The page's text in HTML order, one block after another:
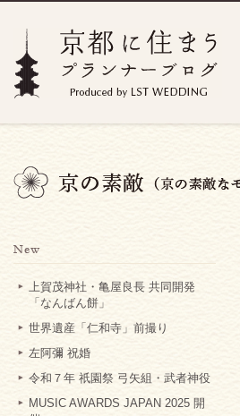
上賀茂神社・亀屋良長 共同開発
「なんばん餅」
世界遺産「仁和寺」前撮り
左阿彌 祝婚
令和７年 祇園祭 弓矢組・武者神役
MUSIC AWARDS JAPAN 2025 開